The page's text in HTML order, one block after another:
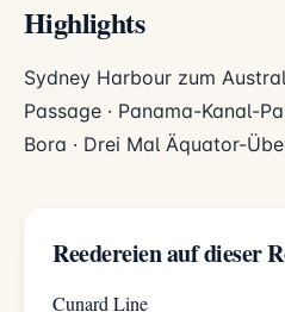
Highlights
Sydney Harbour zum
Passage · Panama-Kanal-
Bora · Drei Mal Äquator-
Reedereien auf dieser
Cunard Line